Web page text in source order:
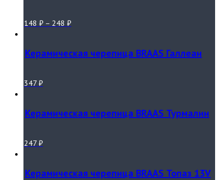
148 ₽ – 248 ₽
Керамическая черепица BRAAS Галлеан
347 ₽
Керамическая черепица BRAAS Турмалин
247 ₽
Керамическая черепица BRAAS Топаз 13V